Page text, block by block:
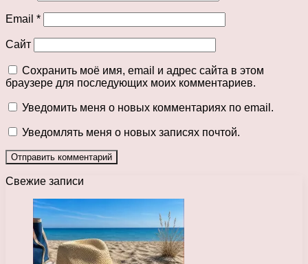
Email *
Сайт
Сохранить моё имя, email и адрес сайта в этом
браузере для последующих моих комментариев.
Уведомить меня о новых комментариях по email.
Уведомлять меня о новых записях почтой.
Свежие записи